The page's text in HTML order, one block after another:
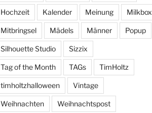
Hochzeit Kalender Meinung Milkbox
Mitbringsel Mädels Männer Popup
Silhouette Studio Sizzix
Tag of the Month TAGs TimHoltz
timholtzhalloween Vintage
Weihnachten Weihnachtspost